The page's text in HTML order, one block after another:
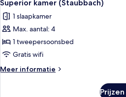
foto's
voor
Superior
kamer
(Staubbach)
laden
Superior kamer (Staubbach)
1 slaapkamer
Max. aantal: 4
1 tweepersoonsbed
Gratis wifi
Meer informatie
Meer